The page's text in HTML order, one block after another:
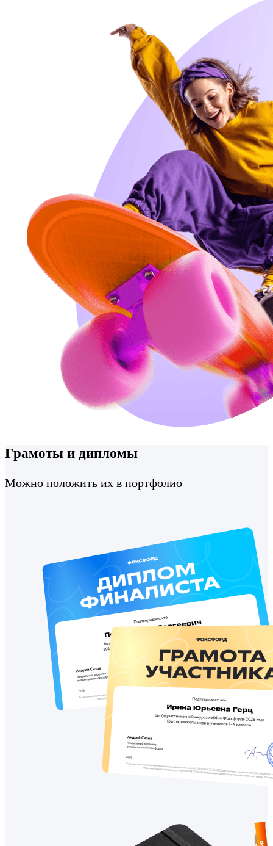
Грамоты и дипломы
Можно положить их в портфолио